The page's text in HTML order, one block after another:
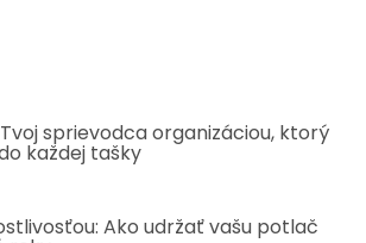
sprievodca organizáciou, ktorý
každej tašky
Ako udržať vašu potlač